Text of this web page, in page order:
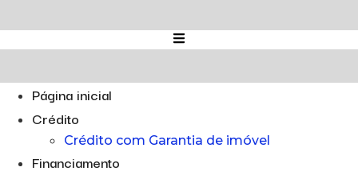
para
o
Página inicial
Crédito
Crédito com Garantia de imóvel
Financiamento